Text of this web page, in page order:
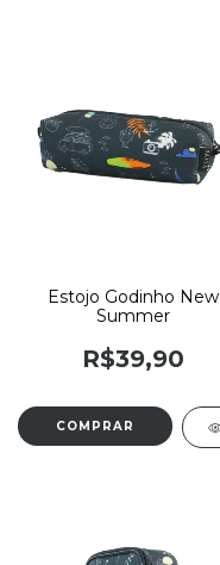
Estojo Godinho New
Summer
R$39,90